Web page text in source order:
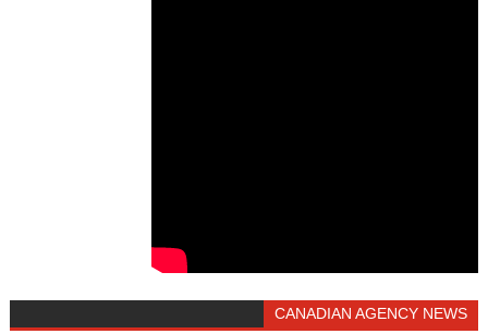
CANADIAN AGENCY NEWS